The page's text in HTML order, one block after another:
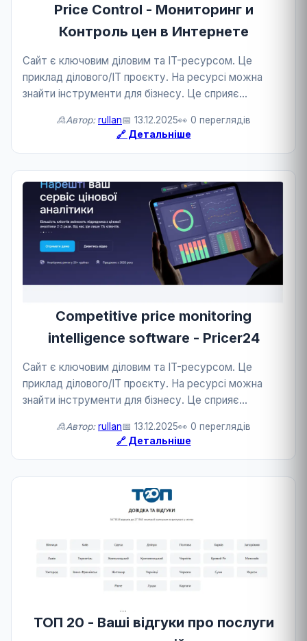
Price Control - Мониторинг и
Контроль цен в Интернете
Сайт є ключовим діловим та IT-ресурсом. Це
приклад ділового/IT проєкту. На ресурсі можна
знайти інструменти для бізнесу. Це сприяє
🙎Автор: rullan📅 13.12.2025👀 0 переглядів
🔗 Детальніше
Competitive price monitoring
intelligence software - Pricer24
Сайт є ключовим діловим та IT-ресурсом. Це
приклад ділового/IT проєкту. На ресурсі можна
знайти інструменти для бізнесу. Це сприяє
🙎Автор: rullan📅 13.12.2025👀 0 переглядів
🔗 Детальніше
ТОП 20 - Ваші відгуки про послуги